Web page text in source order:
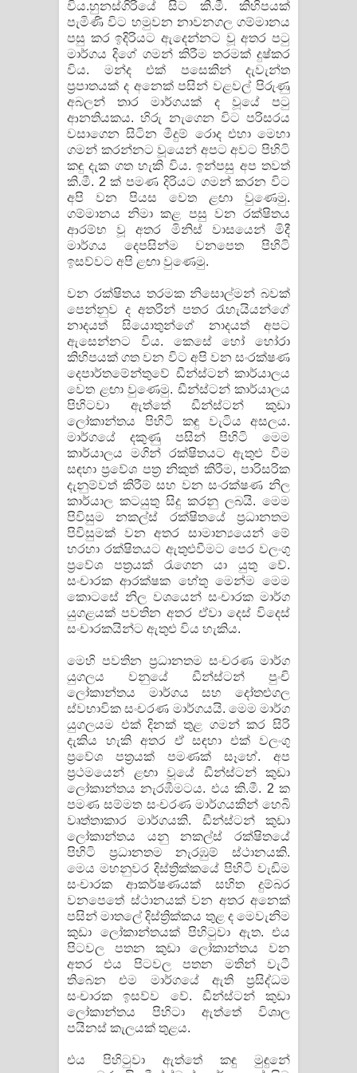
විය.හුනස්ගිරියේ සිට කි.මී. කිහිපයක්
පැමිණි විට හමුවන නාවනගල ගම්මානය
පසු කර ඉදිරියට ඇදෙන්නට වූ අතර පටු
මාර්ගය දිගේ ගමන් කිරීම තරමක් දුෂ්කර
විය. මන්ද එක් පසෙකින් දැවැන්ත
ප්‍රපාතයක් ද අනෙක් පසින් වළවල් පිරුණු
අබලන් තාර මාර්ගයක් ද වූයේ පටු
ආනතියකය. හිරු නැගෙන විට පරිසරය
වසා​ගෙන සිටින මීදුම් රොද එහා මෙහා
ගමන් කරන්නට වූයෙන් අපට අවට පිහිටි
කඳු දැක ගත හැකි විය. ඉන්පසු අප තවත්
කි.මී. 2 ක් පමණ දිරියට ගමන් කරන විට
අපි වන පියස වෙත ළඟා වුණෙමු.
ගම්මානය නිමා කළ පසු වන රක්ෂිතය
ආරම්භ වූ අතර මිනිස් වාසයෙන් මිදී
මාර්ගය දෙපසින්ම වනපෙත පිහිටි
ඉසව්වට අපි ළඟා වුණෙමු.
වන රක්ෂිතය තරමක නිසොල්මන් බවක්
පෙන්නුව ද අතරින් පතර රැහැයියන්ගේ
නාදයත් සියොතුන්ගේ නාදයත් අපට
ඇසෙන්නට විය. කෙසේ හෝ හෝරා
කිහිපයක් ගත වන විට අපි වන සංරක්ෂණ
දෙපාර්තමේන්තුවේ ඩීන්ස්ටන් කාර්යාලය
වෙත ළඟා වුණෙමු. ඩීන්ස්ටන් කාර්යාලය
පිහිටවා ඇත්තේ ඩීන්ස්ටන් කුඩා
ලෝකාන්තය පිහිටි කඳු වැටිය අසලය.
මාර්ගයේ දකුණු පසින් පිහිටි මෙම
කාර්යාලය මගින් රක්ෂිතයට ඇතුළු වීම
සඳහා ප්‍රවේශ පත්‍ර නිකුත් කිරීම, පාරිසරික
දැනුම්වත් කිරීම් සහ වන සංරක්ෂණ නිල
කාර්යාල කටයුතු සිදු කරනු ලබයි. මෙම
පිවිසුම නකල්ස් රක්ෂිතයේ ප්‍රධානතම
පිවිසුමක් වන අතර සාමාන්‍යයෙන් මේ
හරහා රක්ෂිතයට ඇතුළුවීමට පෙර වලංගු
ප්‍රවේශ පත්‍රයක් රැගෙන යා යුතු වේ.
සංචාරක ආරක්ෂක හේතු මෙන්ම මෙම
කොටසේ නිල වශයෙන් සංචාරක මාර්ග
යුගළයක් පවතින අතර ඒවා දෙස් විදෙස්
සංචාරකයින්ට ඇතුළු විය හැකිය.
මෙහි පවතින ප්‍රධානතම සංචරණ මාර්ග
යුගලය වනුයේ ඩීන්ස්ටන් පුංචි
ලෝකාන්තය මාර්ගය සහ දෝතළුගල
ස්වභාවික සංචරණ මාර්ගයයි. මෙම මාර්ග
යුගලයම එක් දිනක් තුළ ගමන් කර සිරි
දැකිය හැකි අතර ඒ සඳහා එක් වලංගු
ප්‍රවේශ පත්‍රයක් පමණක් සෑහේ. අප
ප්‍රථමයෙන් ළඟා වූයේ ඩීන්ස්ටන් කුඩා
ලෝකාන්තය නැරඹීමටය. එය කි.මී. 2 ක
පමණ සම්මත සංචරණ මාර්ගයකින් හෙබි
වෘත්තාකාර මාර්ගයකි. ඩීන්ස්ටන් කුඩා
ලෝකාන්තය යනු නකල්ස් රක්ෂිතයේ
පිහිටි ප්‍රධානතම නැරඹුම් ස්ථානයකි.
මෙය මහනුවර දිස්ත්‍රික්කයේ පිහිටි වැඩිම
සංචාරක ආකර්ෂණයක් සහිත දුම්බර
වනපෙතේ ස්ථානයක් වන අතර අනෙක්
පසින් මාතලේ දිස්ත්‍රික්කය තුළ ද මෙවැනිම
කුඩා ලෝකාන්තයක් පිහිටුවා ඇත. එය
පිටවල පතන කුඩා ලෝකාන්තය වන
අතර එය පිටවල පතන මතින් වැටී
තිබෙන එම මාර්ගයේ ඇති ප්‍රසිද්ධම
සංචාරක ඉසව්ව වේ. ඩීන්ස්ටන් කුඩා
ලෝකාන්තය පිහිටා ඇත්තේ විශාල
පයිනස් කැලයක් තුළය.
එය පිහිටුවා ඇත්තේ කඳු මුඳුනේ